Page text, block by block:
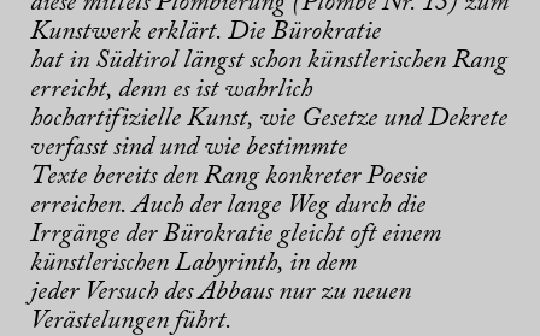
Kunstwerk erklärt. Die Bürokratie
hat in Südtirol längst schon künstlerischen Rang
erreicht, denn es ist wahrlich
hochartifizielle Kunst, wie Gesetze und Dekrete
verfasst sind und wie bestimmte
Texte bereits den Rang konkreter Poesie
erreichen. Auch der lange Weg durch die
Irrgänge der Bürokratie gleicht oft einem
künstlerischen Labyrinth, in dem
jeder Versuch des Abbaus nur zu neuen
Verästelungen führt.